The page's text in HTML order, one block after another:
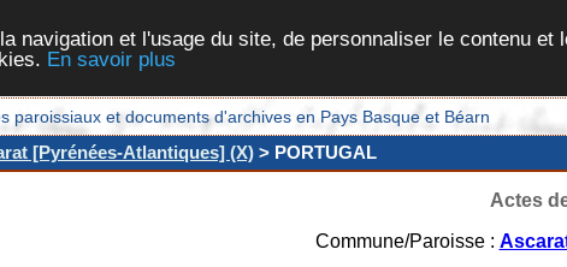
navigation et l'usage du site, de personnaliser le contenu
En savoir plus
paroissiaux et documents d'archives en Pays Basque et Béarn
[Pyrénées-Atlantiques] (X) > PORTUGAL
Actes
Commune/Paroisse :